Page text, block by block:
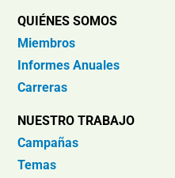
QUIÉNES SOMOS
Miembros
Informes Anuales
Carreras
NUESTRO TRABAJO
Campañas
Temas